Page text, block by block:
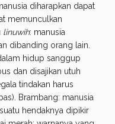
diharapkan dapat
memunculkan
linuwih: manusia
dibanding orang lain.
hidup sanggup
dan disajikan utuh
tindakan harus
Brambang: manusia
hendaknya dipikir